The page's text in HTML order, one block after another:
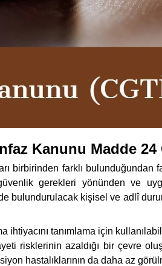
Kanunu Madde 24
birbirinden farklı
gerekleri yönünden ve
bulundurulacak kişisel ve adlî
tanımlama için
risklerinin azaldığı bir çevre
hastalıklarının da daha az